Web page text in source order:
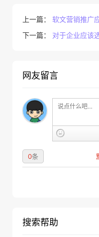
上一篇： 软文营销推广
下一篇： 对于企业应该
网友留言
0条
搜索帮助